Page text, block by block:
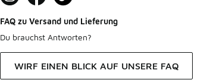
FAQ zu Versand und Lieferung
Du brauchst Antworten?
WIRF EINEN BLICK AUF UNSERE FAQ